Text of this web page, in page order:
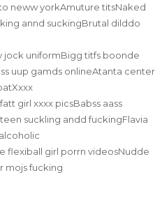
neww yorkAmuture titsNaked
annd suckingBrutal dilddo
jock uniformBigg titfs boonde
uup gamds onlineAtanta center
girl xxxx picsBabss aass
suckling andd fuckingFlavia
flexiball girl porrn videosNudde
mojs fucking